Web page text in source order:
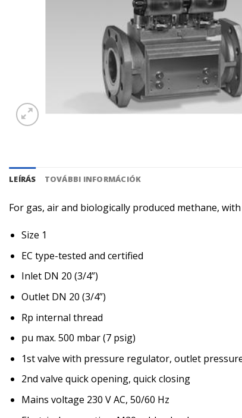
LEÍRÁS TOVÁBBI INFORMÁCIÓK
For gas, air and biologically produced methane,
Size 1
EC type-tested and certified
Inlet DN 20 (3/4”)
Outlet DN 20 (3/4”)
Rp internal thread
pu max. 500 mbar (7 psig)
1st valve with pressure regulator, outlet
2nd valve quick opening, quick closing
Mains voltage 230 V AC, 50/60 Hz